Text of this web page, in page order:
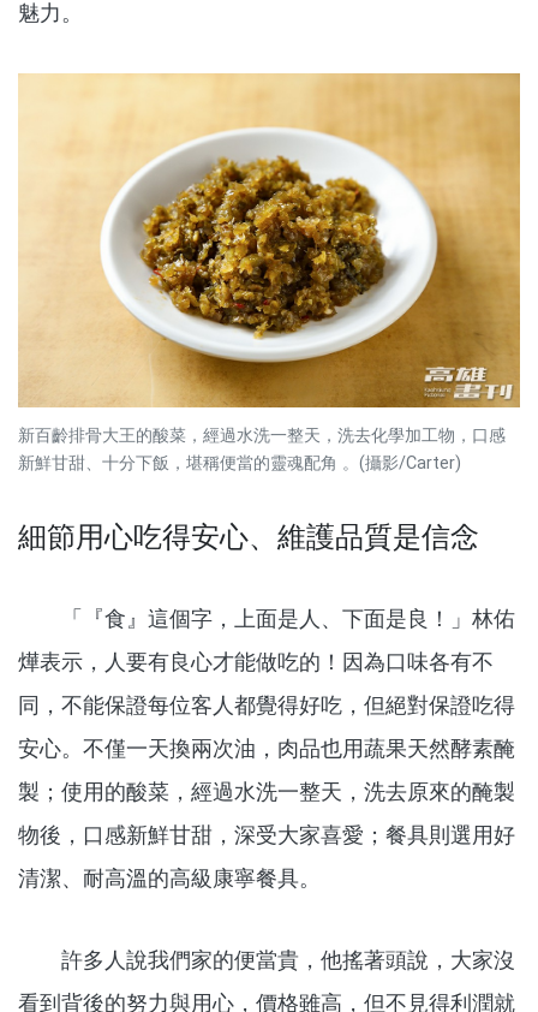
魅力。
新百齡排骨大王的酸菜，經過水洗一整天，洗去化學加工物，口感
新鮮甘甜、十分下飯，堪稱便當的靈魂配角 。(攝影/Carter)
細節用心吃得安心、維護品質是信念
「『食』這個字，上面是人、下面是良！」林佑
燁表示，人要有良心才能做吃的！因為口味各有不
同，不能保證每位客人都覺得好吃，但絕對保證吃得
安心。不僅一天換兩次油，肉品也用蔬果天然酵素醃
製；使用的酸菜，經過水洗一整天，洗去原來的醃製
物後，口感新鮮甘甜，深受大家喜愛；餐具則選用好
清潔、耐高溫的高級康寧餐具。
許多人說我們家的便當貴，他搖著頭說，大家沒
看到背後的努力與用心，價格雖高，但不見得利潤就